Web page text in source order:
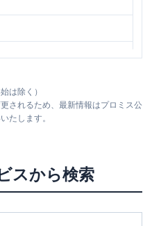
市新福寺５－１０－１
は除く）
されるため、最新情報はプロミス公
たします。
スから検索